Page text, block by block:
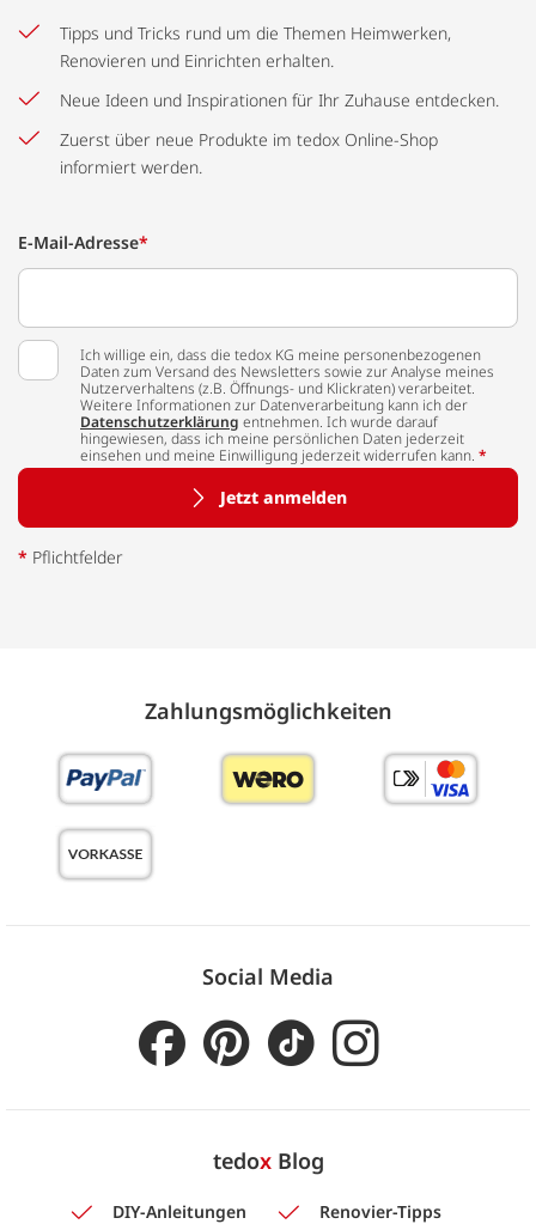
Tipps und Tricks rund um die Themen Heimwerken,
Renovieren und Einrichten erhalten.
Neue Ideen und Inspirationen für Ihr Zuhause entdecken.
Zuerst über neue Produkte im tedox Online-Shop
informiert werden.
E-Mail-Adresse*
Ich willige ein, dass die tedox KG meine personenbezogenen
Daten zum Versand des Newsletters sowie zur Analyse meines
Nutzerverhaltens (z.B. Öffnungs- und Klickraten) verarbeitet.
Weitere Informationen zur Datenverarbeitung kann ich der
Datenschutzerklärung entnehmen. Ich wurde darauf
hingewiesen, dass ich meine persönlichen Daten jederzeit
einsehen und meine Einwilligung jederzeit widerrufen kann. *
Jetzt anmelden
* Pflichtfelder
Zahlungs­möglich­keiten
Social Media
tedoxBlog
DIY-Anleitungen
Renovier-Tipps